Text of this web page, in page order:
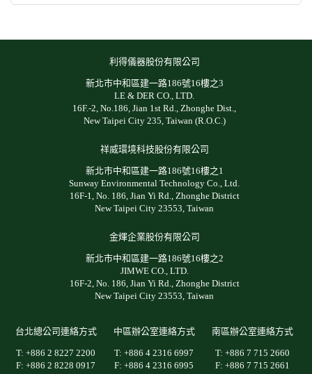
利得儀器股份有限公司
新北市中和區建一路186號16樓之3
LE & DER CO., LTD.
16F.-2, No.186, Jian 1st Rd., Zhonghe Dist.,
New Taipei City 235, Taiwan (R.O.C.)
祥威環境科技股份有限公司
新北市中和區建一路186號16樓之1
Sunway Environmental Technology Co., Ltd.
16F-1, No. 186, Jian Yi Rd., Zhonghe District
New Taipei City 23553, Taiwan
金煇企業股份有限公司
新北市中和區建一路186號16樓之2
JIMWE CO., LTD.
16F-2, No. 186, Jian Yi Rd., Zhonghe District
New Taipei City 23553, Taiwan
台北總公司連絡方式
T: +886 2 8227 2200
F: +886 2 8228 0917
中區辦公室連絡方式
T: +886 4 2316 6997
F: +886 4 2316 6995
南區辦公室連絡方式
T: +886 7 715 2660
F: +886 7 715 2661